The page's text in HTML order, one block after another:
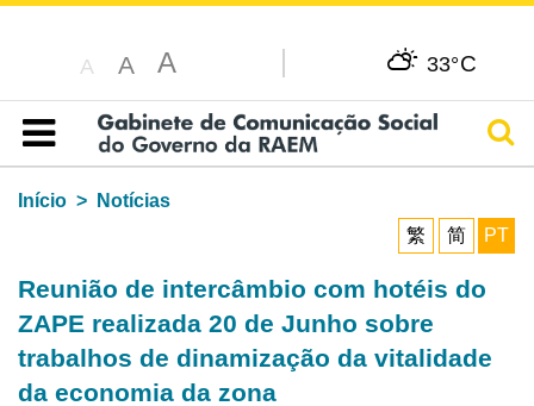
A A A 33°C
Índice
Início
Notícias
繁
简 PT
Reunião de intercâmbio com hotéis do
ZAPE realizada 20 de Junho sobre
trabalhos de dinamização da vitalidade
da economia da zona